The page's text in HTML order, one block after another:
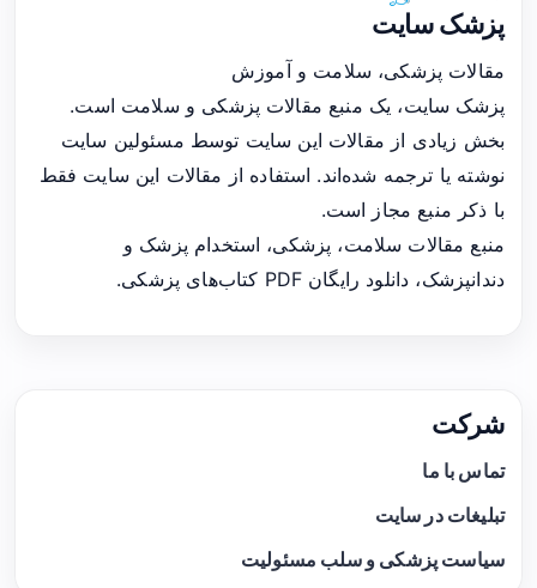
پزشک سایت
مقالات پزشکی، سلامت و آموزش
پزشک سایت، یک منبع مقالات پزشکی و سلامت است.
بخش زیادی از مقالات این سایت توسط مسئولین سایت
نوشته یا ترجمه شده‌اند. استفاده از مقالات این سایت فقط
با ذکر منبع مجاز است.
منبع مقالات سلامت، پزشکی، استخدام پزشک و
دندانپزشک، دانلود رایگان PDF کتاب‌های پزشکی.
شرکت
تماس با ما
تبلیغات در سایت
سیاست پزشکی و سلب مسئولیت